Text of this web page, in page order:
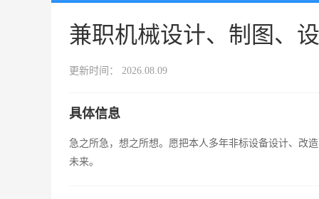
兼职机械设计、制图、
更新时间： 2026.08.09
具体信息
急之所急，想之所想。愿把本人多年非标设备设计、改
未来。